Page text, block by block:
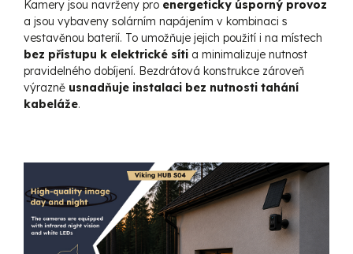
Kamery jsou navrženy pro energeticky úsporný provoz
a jsou vybaveny solárním napájením v kombinaci s
vestavěnou baterií. To umožňuje jejich použití i na místech
bez přístupu k elektrické síti a minimalizuje nutnost
pravidelného dobíjení. Bezdrátová konstrukce zároveň
výrazně usnadňuje instalaci bez nutnosti tahání
kabeláže.